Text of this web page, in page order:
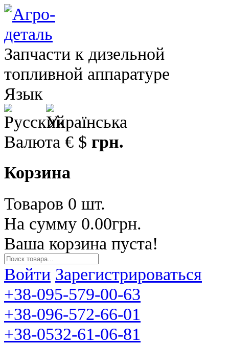
Запчасти к дизельной
топливной аппаратуре
Язык
Валюта € $ грн.
Корзина
Товаров 0 шт.
На сумму 0.00грн.
Ваша корзина пуста!
Войти Зарегистрироваться
+38-095-579-00-63
+38-096-572-66-01
+38-0532-61-06-81